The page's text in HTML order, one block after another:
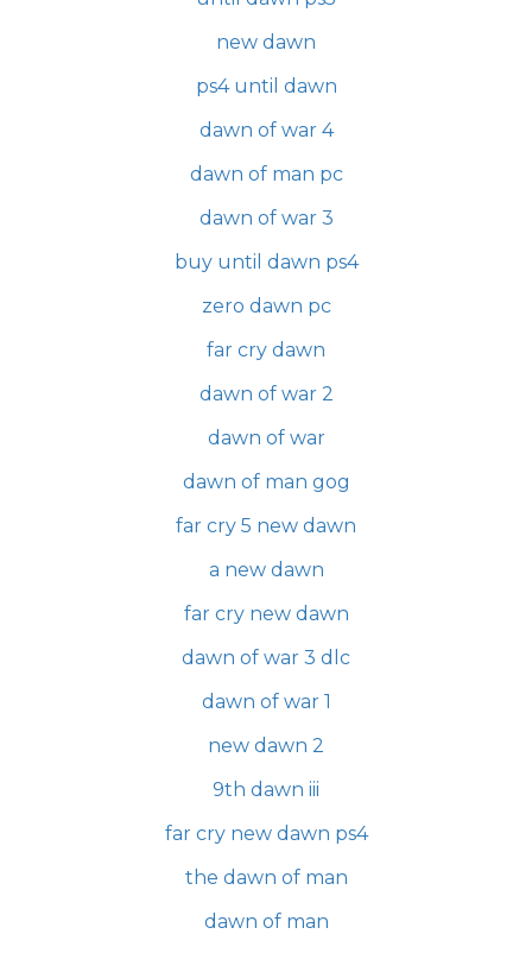
new dawn
ps4 until dawn
dawn of war 4
dawn of man pc
dawn of war 3
buy until dawn ps4
zero dawn pc
far cry dawn
dawn of war 2
dawn of war
dawn of man gog
far cry 5 new dawn
a new dawn
far cry new dawn
dawn of war 3 dlc
dawn of war 1
new dawn 2
9th dawn iii
far cry new dawn ps4
the dawn of man
dawn of man